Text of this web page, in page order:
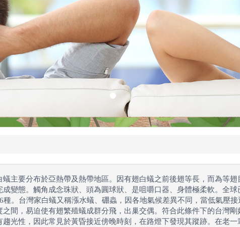
蟻主要分布於亞熱帶及熱帶地區。因有翅白蟻之前後翅等長，而為等
成變態。觸角成念珠狀、頭為圓球狀、是咀嚼口器、身體極柔軟。全
種。台灣家白蟻又稱漲水蟻、硼蟲，因各地氣候差異不同，當低氣壓
之間，易迫使有翅繁殖蟻成群分飛，出巢交偶。符合此條件下的台灣
趨光性，因此常見於黃昏接近傍晚時刻，在路燈下發現其蹤跡。在老